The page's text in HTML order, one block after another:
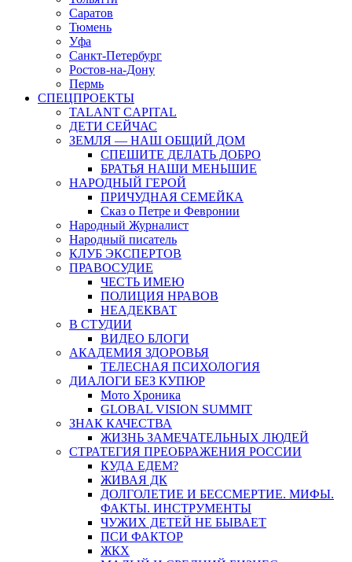
Саратов
Тюмень
Уфа
Санкт-Петербург
Ростов-на-Дону
Пермь
СПЕЦПРОЕКТЫ
TALANT CAPITAL
ДЕТИ СЕЙЧАС
ЗЕМЛЯ — НАШ ОБЩИЙ ДОМ
СПЕШИТЕ ДЕЛАТЬ ДОБРО
БРАТЬЯ НАШИ МЕНЬШИЕ
НАРОДНЫЙ ГЕРОЙ
ПРИЧУДНАЯ СЕМЕЙКА
Сказ о Петре и Февронии
Народный Журналист
Народный писатель
КЛУБ ЭКСПЕРТОВ
ПРАВОСУДИЕ
ЧЕСТЬ ИМЕЮ
ПОЛИЦИЯ НРАВОВ
НЕАДЕКВАТ
В СТУДИИ
ВИДЕО БЛОГИ
АКАДЕМИЯ ЗДОРОВЬЯ
ТЕЛЕСНАЯ ПСИХОЛОГИЯ
ДИАЛОГИ БЕЗ КУПЮР
Мото Хроника
GLOBAL VISION SUMMIT
ЗНАК КАЧЕСТВА
ЖИЗНЬ ЗАМЕЧАТЕЛЬНЫХ ЛЮДЕЙ
СТРАТЕГИЯ ПРЕОБРАЖЕНИЯ РОССИИ
КУДА ЕДЕМ?
ЖИВАЯ ДК
ДОЛГОЛЕТИЕ И БЕССМЕРТИЕ. МИФЫ.
ФАКТЫ. ИНСТРУМЕНТЫ
ЧУЖИХ ДЕТЕЙ НЕ БЫВАЕТ
ПСИ ФАКТОР
ЖКХ